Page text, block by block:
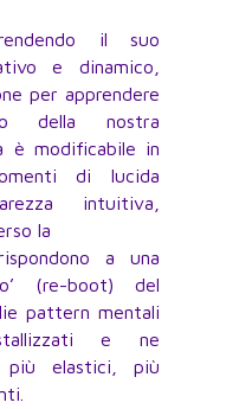
rendendo il suo
e dinamico,
per apprendere
della nostra
è modificabile in
di lucida
intuitiva,
la
a una
(re-boot) del
pattern mentali
e ne
più elastici, più